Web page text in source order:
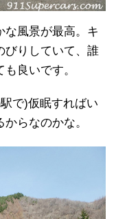
な風景が最高。キ
びりしていて、誰
良いです。
で)仮眠すればい
らなのかな。